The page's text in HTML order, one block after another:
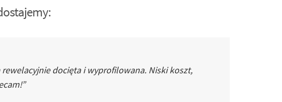
docięta i wyprofilowana. Niski koszt,